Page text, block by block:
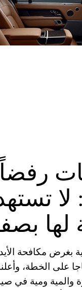
لا
لها
بغرض مكافحة
على الخطة،
والمية ومية في